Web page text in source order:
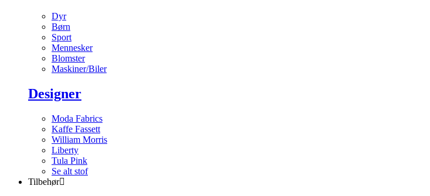
Dyr
Børn
Sport
Mennesker
Blomster
Maskiner/Biler
Designer
Moda Fabrics
Kaffe Fassett
William Morris
Liberty
Tula Pink
Se alt stof
Tilbehør